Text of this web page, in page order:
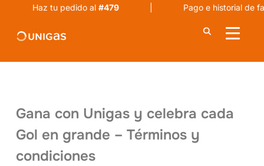
Haz tu pedido al#479| Pago e historial de
Gana con Unigas y celebra cada
Gol en grande – Términos y
condiciones